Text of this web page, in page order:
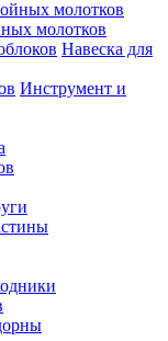
молотков
Навеска для
Инструмент и